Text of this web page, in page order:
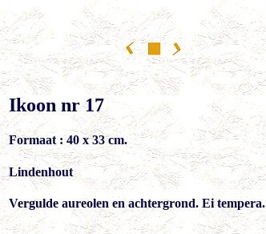
Ikoon nr 17
Formaat : 40 x 33 cm.
Lindenhout
Vergulde aureolen en achtergrond. Ei tempera.